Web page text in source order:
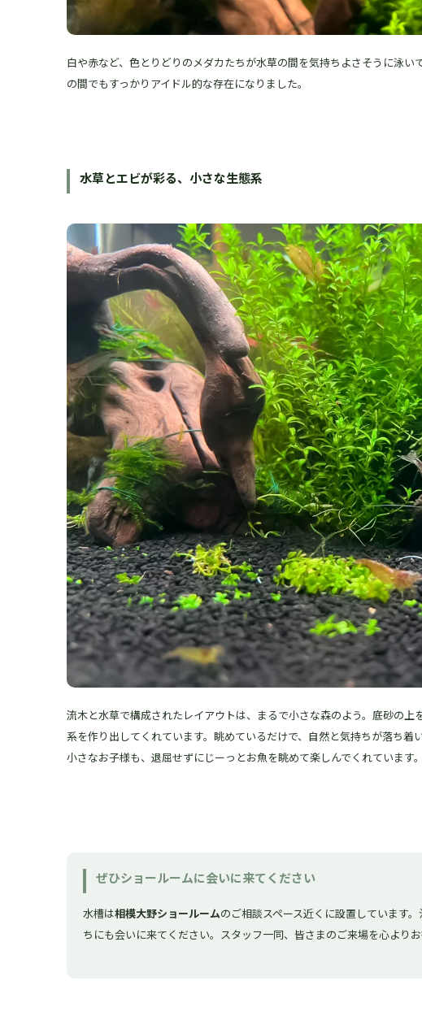
白や赤など、色とりどりのメダカたちが水草の間を気持ちよさそうに泳
の間でもすっかりアイドル的な存在になりました。
水草とエビが彩る、小さな生態系
流木と水草で構成されたレイアウトは、まるで小さな森のよう。底砂の
系を作り出してくれています。眺めているだけで、自然と気持ちが落ち着
小さなお子様も、退屈せずにじーっとお魚を眺めて楽しんでくれています
ぜひショールームに会いに来てください
水槽は相模大野ショールームのご相談スペース近くに設置しています
ちにも会いに来てください。スタッフ一同、皆さまのご来場を心よりお